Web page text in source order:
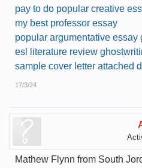
pay to do popular creative
my best professor essay
popular argumentative essay
esl literature review
sample cover letter attached
17/3/24
Mathew Flynn from South